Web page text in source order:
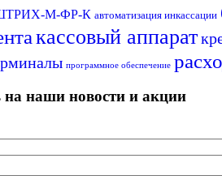
М-ФР-К автоматизация инкассации
кассовый аппарат
программное обеспечение
наши новости и акции